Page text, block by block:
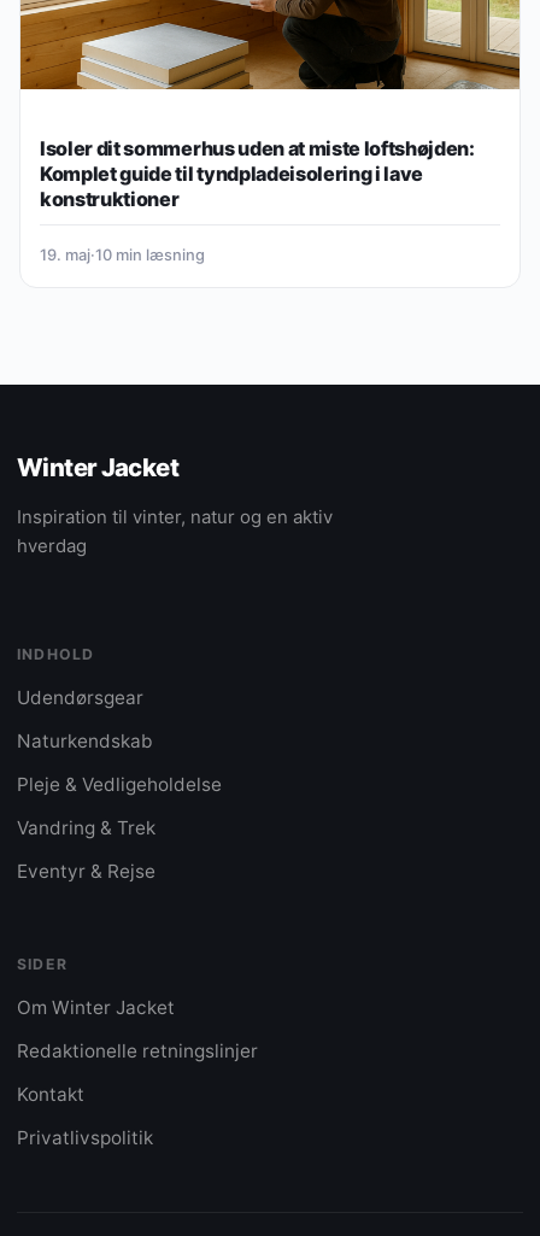
Isoler dit sommerhus uden at miste loftshøjden:
Komplet guide til tyndpladeisolering i lave
konstruktioner
19. maj·10 min læsning
Winter Jacket
Inspiration til vinter, natur og en aktiv
hverdag
INDHOLD
Udendørsgear
Naturkendskab
Pleje & Vedligeholdelse
Vandring & Trek
Eventyr & Rejse
SIDER
Om Winter Jacket
Redaktionelle retningslinjer
Kontakt
Privatlivspolitik